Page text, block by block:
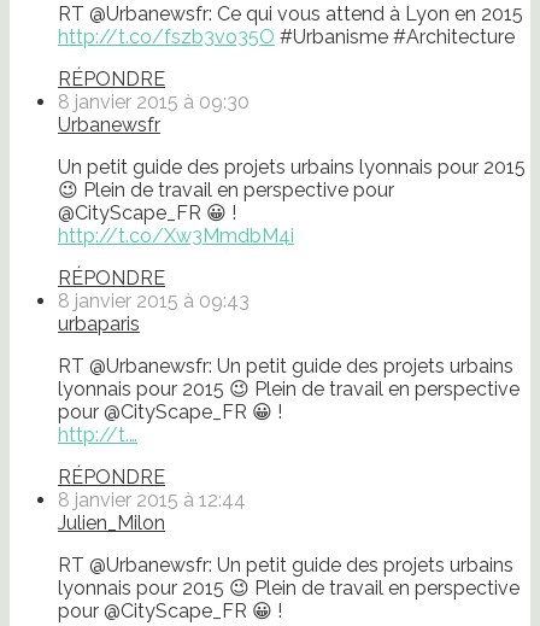
RT @Urbanewsfr: Ce qui vous attend à Lyon en 2015
http://t.co/fszb3vo35O #Urbanisme #Architecture
RÉPONDRE
8 janvier 2015 à 09:30
Urbanewsfr
Un petit guide des projets urbains lyonnais pour 2015
😉 Plein de travail en perspective pour
@CityScape_FR 😀 !
http://t.co/Xw3MmdbM4i
RÉPONDRE
8 janvier 2015 à 09:43
urbaparis
RT @Urbanewsfr: Un petit guide des projets urbains
lyonnais pour 2015 😉 Plein de travail en perspective
pour @CityScape_FR 😀 !
http://t.…
RÉPONDRE
8 janvier 2015 à 12:44
Julien_Milon
RT @Urbanewsfr: Un petit guide des projets urbains
lyonnais pour 2015 😉 Plein de travail en perspective
pour @CityScape_FR 😀 !